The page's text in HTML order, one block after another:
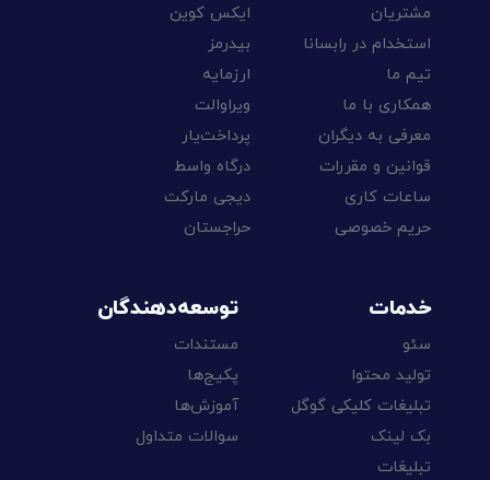
مشتریان
استخدام در رابسانا
تیم ما
همکاری با ما
معرفی به دیگران
قوانین و مقررات
ساعات کاری
حریم خصوصی
ایکس کوین
بیدرمز
ارزمایه
ویراوالت
پرداخت‌یار
درگاه واسط
دیجی مارکت
حراجستان
خدمات
سئو
تولید محتوا
تبلیغات کلیکی گوگل
بک لینک
تبلیغات
توسعه‌دهندگان
مستندات
پکیج‌ها
آموزش‌ها
سوالات متداول